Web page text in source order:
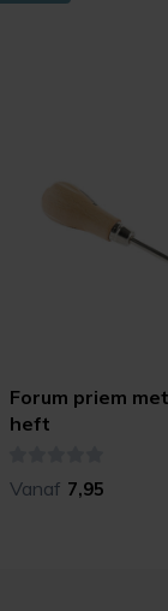
Forum priem
heft
Vanaf 7,95